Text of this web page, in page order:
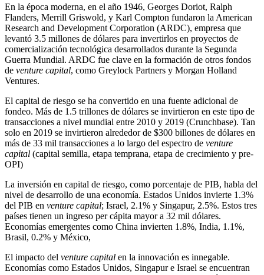
En la época moderna, en el año 1946, Georges Doriot, Ralph
Flanders, Merrill Griswold, y Karl Compton fundaron la American
Research and Development Corporation (ARDC), empresa que
levantó 3.5 millones de dólares para invertirlos en proyectos de
comercialización tecnológica desarrollados durante la Segunda
Guerra Mundial. ARDC fue clave en la formación de otros fondos
de venture capital, como Greylock Partners y Morgan Holland
Ventures.
El capital de riesgo se ha convertido en una fuente adicional de
fondeo. Más de 1.5 trillones de dólares se invirtieron en este tipo de
transacciones a nivel mundial entre 2010 y 2019 (Crunchbase). Tan
solo en 2019 se invirtieron alrededor de $300 billones de dólares en
más de 33 mil transacciones a lo largo del espectro de venture
capital (capital semilla, etapa temprana, etapa de crecimiento y pre-
OPI)
La inversión en capital de riesgo, como porcentaje de PIB, habla del
nivel de desarrollo de una economía. Estados Unidos invierte 1.3%
del PIB en venture capital; Israel, 2.1% y Singapur, 2.5%. Estos tres
países tienen un ingreso per cápita mayor a 32 mil dólares.
Economías emergentes como China invierten 1.8%, India, 1.1%,
Brasil, 0.2% y México,
El impacto del venture capital en la innovación es innegable.
Economías como Estados Unidos, Singapur e Israel se encuentran